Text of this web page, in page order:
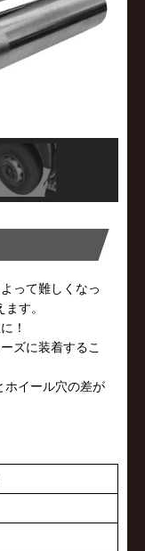
って難しくなっ
す。
！
ズに装着するこ
ホイール穴の差が